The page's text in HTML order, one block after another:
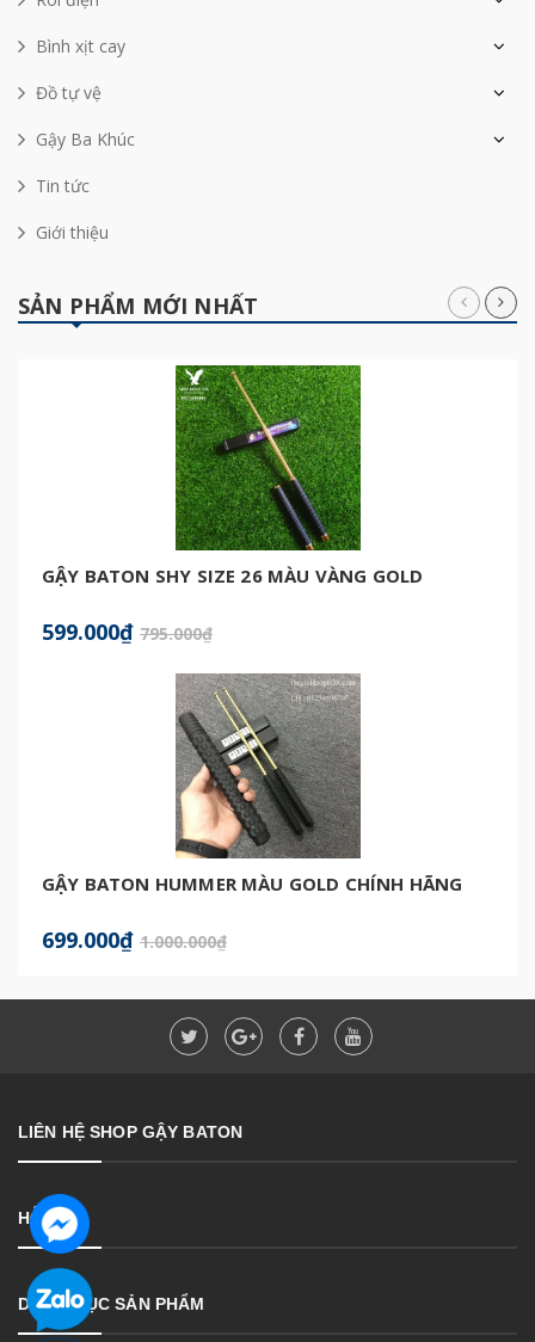
Bình xịt cay
Đồ tự vệ
Gậy Ba Khúc
Tin tức
Giới thiệu
SẢN PHẨM MỚI NHẤT
GẬY BATON SHY SIZE 26 MÀU VÀNG GOLD
599.000₫ 795.000₫
GẬY BATON HUMMER MÀU GOLD CHÍNH HÃNG
699.000₫ 1.000.000₫
LIÊN HỆ SHOP GẬY BATON
HỖ TRỢ
DANH MỤC SẢN PHẨM